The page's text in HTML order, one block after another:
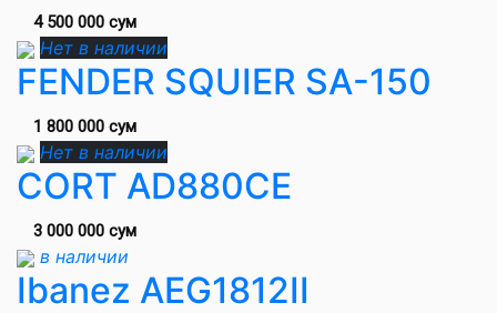
4 500 000 сум
Нет в наличии
FENDER SQUIER SA-150
1 800 000 сум
Нет в наличии
CORT AD880CE
3 000 000 сум
в наличии
Ibanez AEG1812II